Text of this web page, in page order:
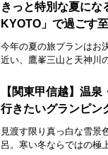
きっと特別な夏にな
KYOTO」で過ごす
今年の夏の旅プランはお
近い、鷹峯三山と天神川
【関東甲信越】温
行きたいグランピン
見渡す限り真っ白な雪景
呂。寒い冬ならではの極